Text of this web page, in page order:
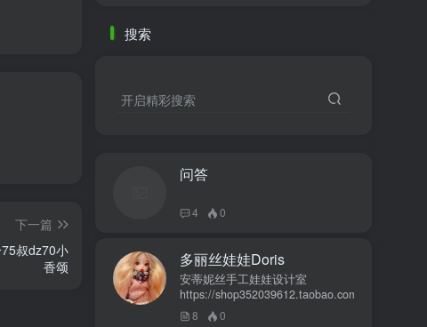
下一篇
叔dz70小
香颂
搜索
开启精彩搜索
问答
4 0
多丽丝娃娃Doris
安蒂妮丝手工娃娃设计室
https://shop352039612.taobao.com
8 0